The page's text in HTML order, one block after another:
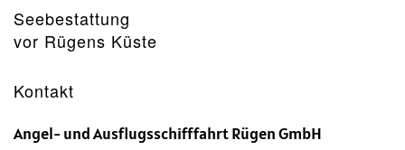
Seebestattung
vor Rügens Küste
Kontakt
Angel- und Ausflugsschifffahrt Rügen GmbH